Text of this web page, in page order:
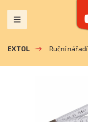
EXTOL Ruční nářadí